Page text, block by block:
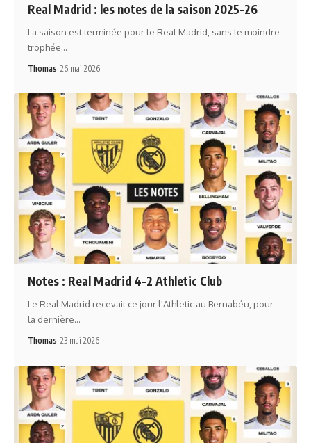
Real Madrid : les notes de la saison 2025-26
La saison est terminée pour le Real Madrid, sans le moindre
trophée…
Thomas 26 mai 2026
Notes : Real Madrid 4-2 Athletic Club
Le Real Madrid recevait ce jour l'Athletic au Bernabéu, pour
la dernière…
Thomas 23 mai 2026